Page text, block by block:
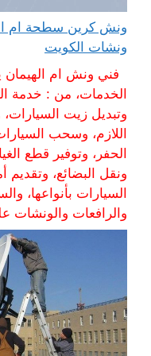
ونشات الكويت
فني ونش ام الهيمان
الخدمات، من : خدمة
وتبديل زيت
اللازم، وسحب
الحفر، وتوفير قطع
ونقل البضائع، وتقديم
السيارات بأنواعها،
والرافعات والونشات